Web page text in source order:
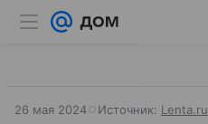
26 мая 2024 Источник: Lenta.ru